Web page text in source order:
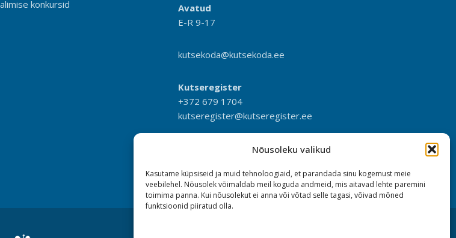
Nõusoleku valikud
Kasutame küpsiseid ja muid tehnoloogiaid, et parandada sinu kogemust meie
veebilehel. Nõusolek võimaldab meil koguda andmeid, mis aitavad lehte paremini
toimima panna. Kui nõusolekut ei anna või võtad selle tagasi, võivad mõned
funktsioonid piiratud olla.
konkursid
Avatud
E-R 9-17
kutsekoda@kutsekoda.ee
Kutseregister
+372 679 1704
kutseregister@kutseregister.ee